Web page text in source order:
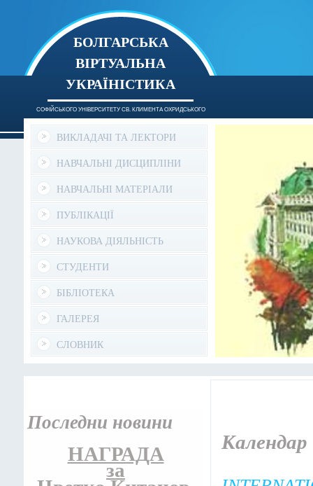
БОЛГАРСЬКА
ВІРТУАЛЬНА
УКРАЇНІСТИКА
СОФІЙСЬКОГО УНІВЕРСИТЕТУ СВ. КЛИМЕНТА ОХРИДСЬКОГО
ВИКЛАДАЧІ ТА ЛЕКТОРИ
НАВЧАЛЬНІ ДИСЦИПЛІНИ
НАВЧАЛЬНІ МАТЕРІАЛИ
ПУБЛІКАЦІЇ
НАУКОВА ДІЯЛЬНІСТЬ
СТУДЕНТИ
БІБЛІОТЕКА
ГАЛЕРЕЯ
СЛОВНИК
Последни новини
НАГРАДА
за
Календар